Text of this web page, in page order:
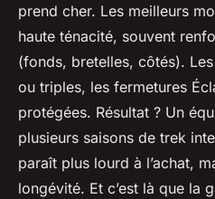
prend cher. Les meilleurs
haute ténacité, souvent
(fonds, bretelles, côtés).
ou triples, les fermetures
protégées. Résultat ? Un
plusieurs saisons de trek
paraît plus lourd à l’achat,
longévité. Et c’est là que la